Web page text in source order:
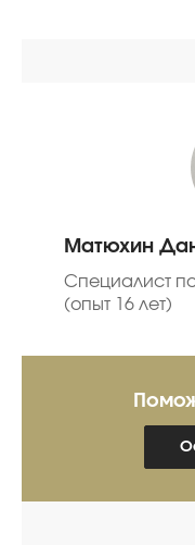
Матюхин
Специалист
(опыт 16 лет)